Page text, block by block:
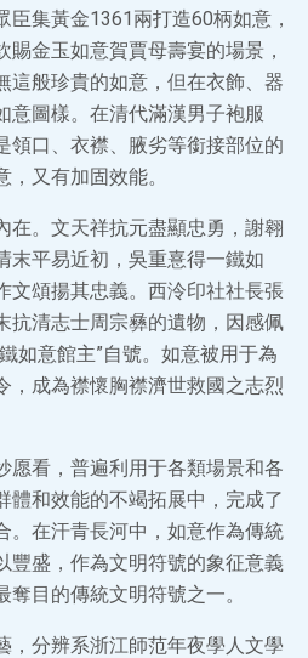
集黃金1361兩打造60柄如意，
金玉如意賀賈母壽宴的場景，
這般珍貴的如意，但在衣飾、器
意圖樣。在清代滿漢男子袍服
領口、衣襟、腋劣等銜接部位的
又有加固效能。
在。文天祥抗元盡顯忠勇，謝翱
末平易近初，吳重憙得一鐵如
文頌揚其忠義。西泠印社社長張
抗清志士周宗彝的遺物，因感佩
如意館主”自號。如意被用于為
，成為襟懷胸襟濟世救國之志烈
愿看，普遍利用于各類場景和各
體和效能的不竭拓展中，完成了
。在汗青長河中，如意作為傳統
豐盛，作為文明符號的象征意義
目的傳統文明符號之一。
，分辨系浙江師范年夜學人文學